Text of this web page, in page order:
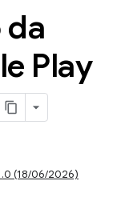
da
Play
(18/06/2026)